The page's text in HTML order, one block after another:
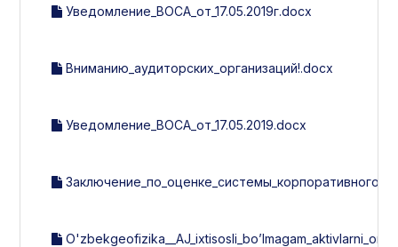
Уведомление_ВОСА_от_17.05.2019г.docx
Вниманию_аудиторских_организаций!.docx
Уведомление_ВОСА_от_17.05.2019.docx